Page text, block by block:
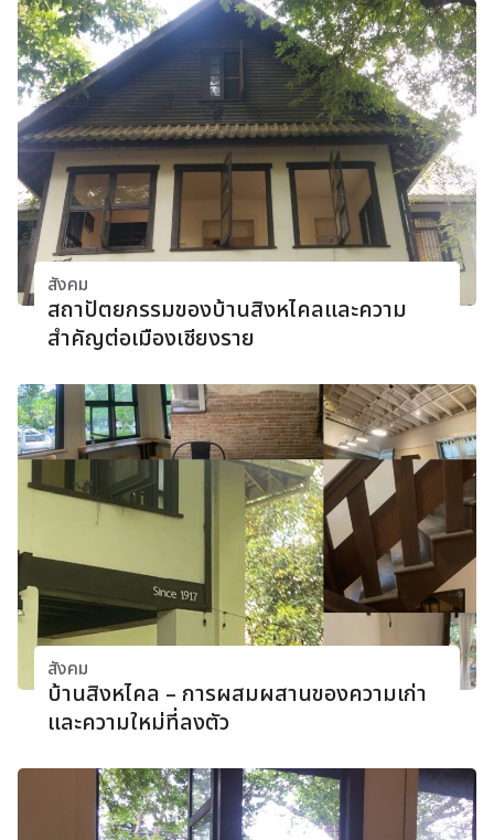
สังคม
สถาปัตยกรรมของบ้านสิงหไคลและความ
สำคัญต่อเมืองเชียงราย
สังคม
บ้านสิงหไคล – การผสมผสานของความเก่า
และความใหม่ที่ลงตัว